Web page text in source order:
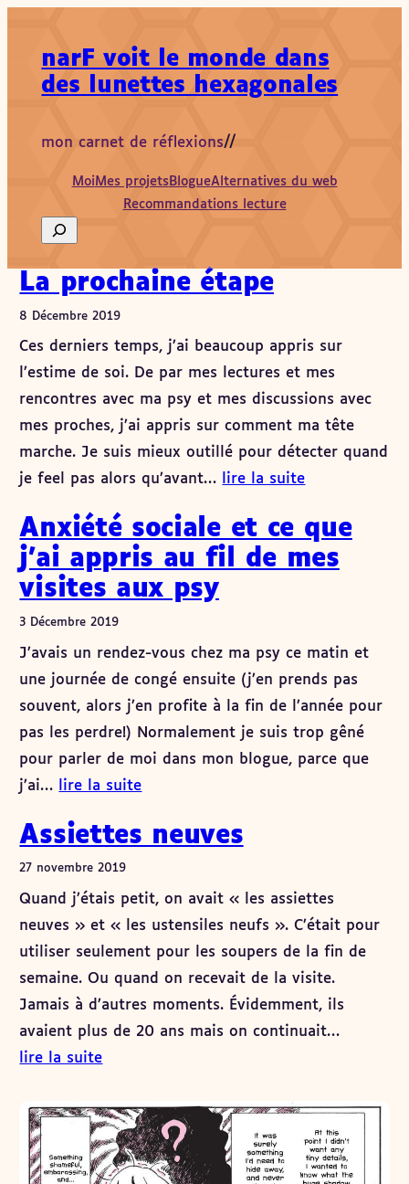
narF voit le monde dans
des lunettes hexagonales
mon carnet de réflexions//
MoiMes projetsBlogueAlternatives du web
Recommandations lecture
Search
La prochaine étape
8 Décembre 2019
Ces derniers temps, j’ai beaucoup appris sur
l’estime de soi. De par mes lectures et mes
rencontres avec ma psy et mes discussions avec
mes proches, j’ai appris sur comment ma tête
marche. Je suis mieux outillé pour détecter quand
je feel pas alors qu’avant…
lire la suite
Anxiété sociale et ce que
j’ai appris au fil de mes
visites aux psy
3 Décembre 2019
J’avais un rendez-vous chez ma psy ce matin et
une journée de congé ensuite (j’en prends pas
souvent, alors j’en profite à la fin de l’année pour
pas les perdre!) Normalement je suis trop gêné
pour parler de moi dans mon blogue, parce que
j’ai…
lire la suite
Assiettes neuves
27 novembre 2019
Quand j’étais petit, on avait « les assiettes
neuves » et « les ustensiles neufs ». C’était pour
utiliser seulement pour les soupers de la fin de
semaine. Ou quand on recevait de la visite.
Jamais à d’autres moments. Évidemment, ils
avaient plus de 20 ans mais on continuait…
lire la suite